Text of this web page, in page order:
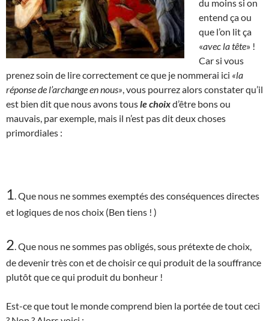
du moins si on
entend ça ou
que l’on lit ça
«avec la tête» !
Car si vous
prenez soin de lire correctement ce que je nommerai ici «la
réponse de l’archange en nous» , vous pourrez alors constater qu’il
est bien dit que nous avons tousle choixd’être bons ou
mauvais, par exemple, mais il n’est pas dit deux choses
primordiales :
1 . Que nous ne sommes exemptés des conséquences directes
et logiques de nos choix (Ben tiens ! )
2 . Que nous ne sommes pas obligés, sous prétexte de choix,
de devenir très con et de choisir ce qui produit de la souffrance
plutôt que ce qui produit du bonheur !
Est-ce que tout le monde comprend bien la portée de tout ceci